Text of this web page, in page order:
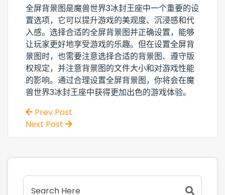
全屏背景图是魔兽世界3冰封王座中一个重要的设
置选项，它可以提升游戏的美观度、沉浸感和代
入感。选择合适的全屏背景图并正确设置，能够
让玩家更好地享受游戏的乐趣。但在设置全屏背
景图时，也需要注意选择合适的背景图、遵守版
权规定，并注意背景图的文件大小和对游戏性能
的影响。通过合理设置全屏背景图，你将会在魔
兽世界3冰封王座中获得更加出色的游戏体验。
Prev Post
Next Post